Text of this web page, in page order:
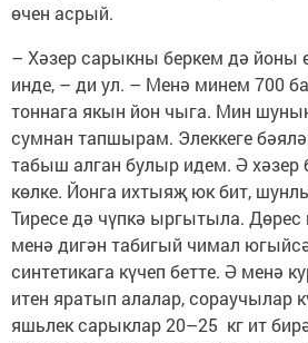
өчен асрый.
– Хәзер сарыкны беркем дә
инде, – ди ул. – Менә минем 700
тоннага якын йон чыга. Мин
сумнан тапшырам. Элеккеге
табыш алган булыр идем. Ә хәзер
көлке. Йонга ихтыяҗ юк бит,
Тиресе дә чүпкә ыргытыла. Дөрес
менә дигән табигый чимал
синтетикага күчеп бетте. Ә менә
итен яратып алалар, сораучылар
яшьлек сарыклар 20–25 кг ит